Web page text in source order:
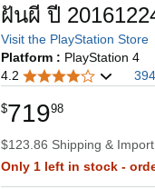
ฝันผี ปี
Visit the PlayStation Store
Platform : PlayStation 4
4.2
$71998
$123.86 Shipping &
Only 1 left in stock -